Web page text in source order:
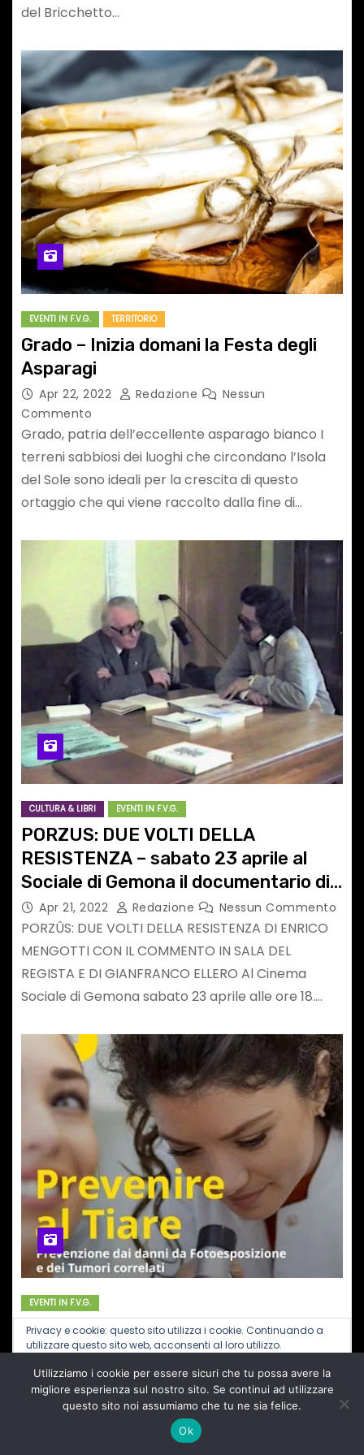
del Bricchetto…
EVENTI IN F.V.G. TERRITORIO
Grado – Inizia domani la Festa degli
Asparagi
Apr 22, 2022 Redazione
Nessun
Commento
Grado, patria dell’eccellente asparago bianco I
terreni sabbiosi dei luoghi che circondano l’Isola
del Sole sono ideali per la crescita di questo
ortaggio che qui viene raccolto dalla fine di…
CULTURA & LIBRI EVENTI IN F.V.G.
PORZUS: DUE VOLTI DELLA
RESISTENZA – sabato 23 aprile al
Sociale di Gemona il documentario di
Enrico Mengotti e la lectio di
Gianfranco Ellero
Apr 21, 2022 Redazione Nessun Commento
PORZÛS: DUE VOLTI DELLA RESISTENZA DI ENRICO
MENGOTTI CON IL COMMENTO IN SALA DEL
REGISTA E DI GIANFRANCO ELLERO Al Cinema
Sociale di Gemona sabato 23 aprile alle ore 18.…
EVENTI IN F.V.G.
PREVENZIONE AL TIARE: il 26, 29 e
30 aprile screening gratuito sui danni
da fotoesposizione e dei tumori
correlati
Apr 20, 2022 Redazione
Nessun
“PREVENZIONE AL TIARE”PROSEGUE IL PROGETTO
Utilizziamo i cookie per essere sicuri che tu possa avere la
migliore esperienza sul nostro sito. Se continui ad utilizzare
questo sito noi assumiamo che tu ne sia felice.
Ok
Privacy e cookie: questo sito utilizza i cookie. Continuando a
utilizzare questo sito web, acconsenti al loro utilizzo.
Per ulteriori informazioni, anche sul controllo dei cookie, leggi
qui:Informativa sui cookie